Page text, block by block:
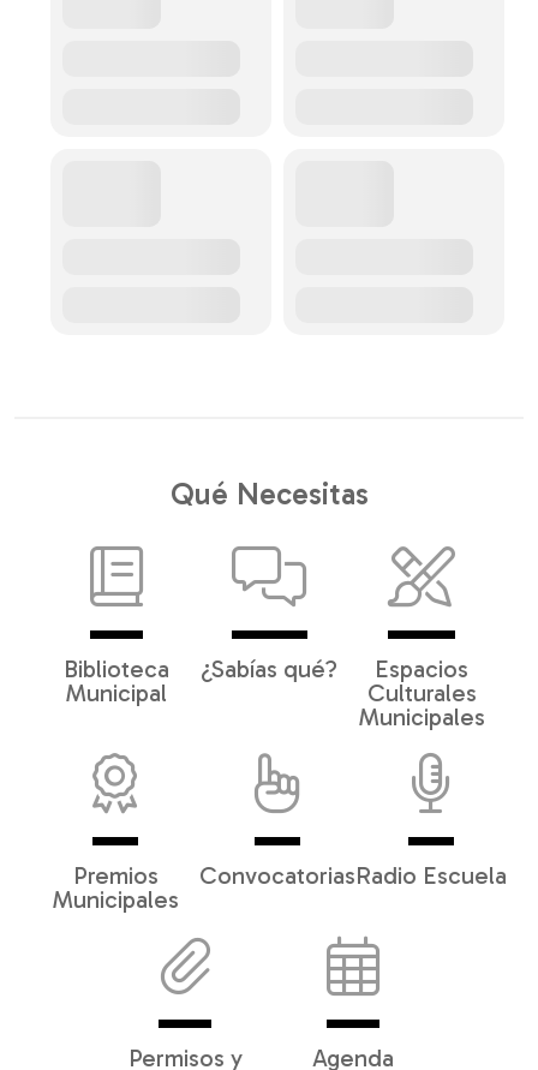
Qué Necesitas
Biblioteca
Municipal
¿Sabías qué?
Espacios
Culturales
Municipales
Premios
Municipales
ConvocatoriasRadio Escuela
Permisos y
Agenda